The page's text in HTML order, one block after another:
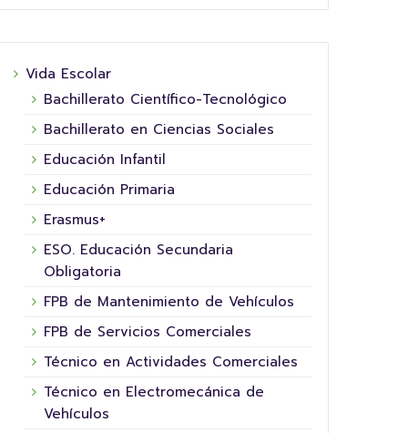
Vida Escolar
Bachillerato Científico-Tecnológico
Bachillerato en Ciencias Sociales
Educación Infantil
Educación Primaria
Erasmus+
ESO. Educación Secundaria
Obligatoria
FPB de Mantenimiento de Vehículos
FPB de Servicios Comerciales
Técnico en Actividades Comerciales
Técnico en Electromecánica de
Vehículos